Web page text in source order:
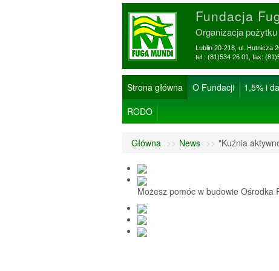
Fundacja
Organizacja
Lublin 20-218, ul. Hutnicza
tel.: (81)534 26 01, fax:
Strona główna O Fundacji 1,5% i
RODO
Główna >> News >> "Kuźnia
Możesz pomóc w budowie Ośrodka